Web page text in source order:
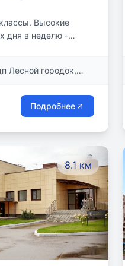
Высокие
дня в неделю -
и вовлеченность
-
языки.
любви и
уважения и
Лесной городок,
Подробнее
8.1 км